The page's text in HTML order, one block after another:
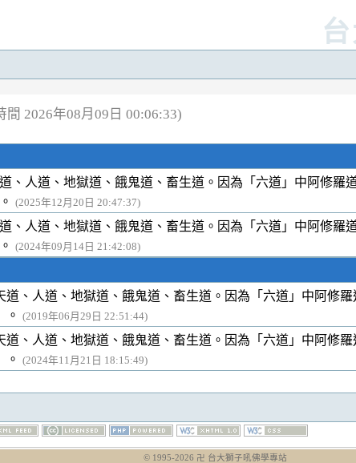
間 2026年08月09日 00:06:33)
、人道、地獄道、餓鬼道、畜生道。因為「六道」中阿修羅
(2025年12月20日 20:47:37)
、人道、地獄道、餓鬼道、畜生道。因為「六道」中阿修羅
(2024年09月14日 21:42:08)
道、人道、地獄道、餓鬼道、畜生道。因為「六道」中阿修
。
(2019年06月29日 22:51:44)
道、人道、地獄道、餓鬼道、畜生道。因為「六道」中阿修
。
(2024年11月21日 18:15:49)
© 1995-2026 卍 台大獅子吼佛學專站